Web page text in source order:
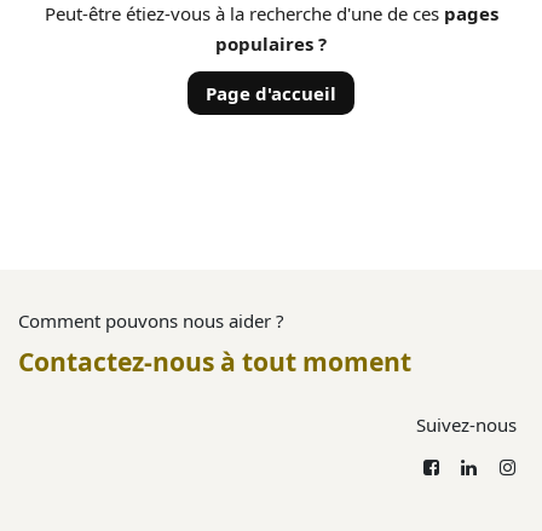
Peut-être étiez-vous à la recherche d'une de ces pages
populaires ?
Page d'accueil
Comment pouvons nous aider ?
Contactez-nous à tout moment
Suivez-nous